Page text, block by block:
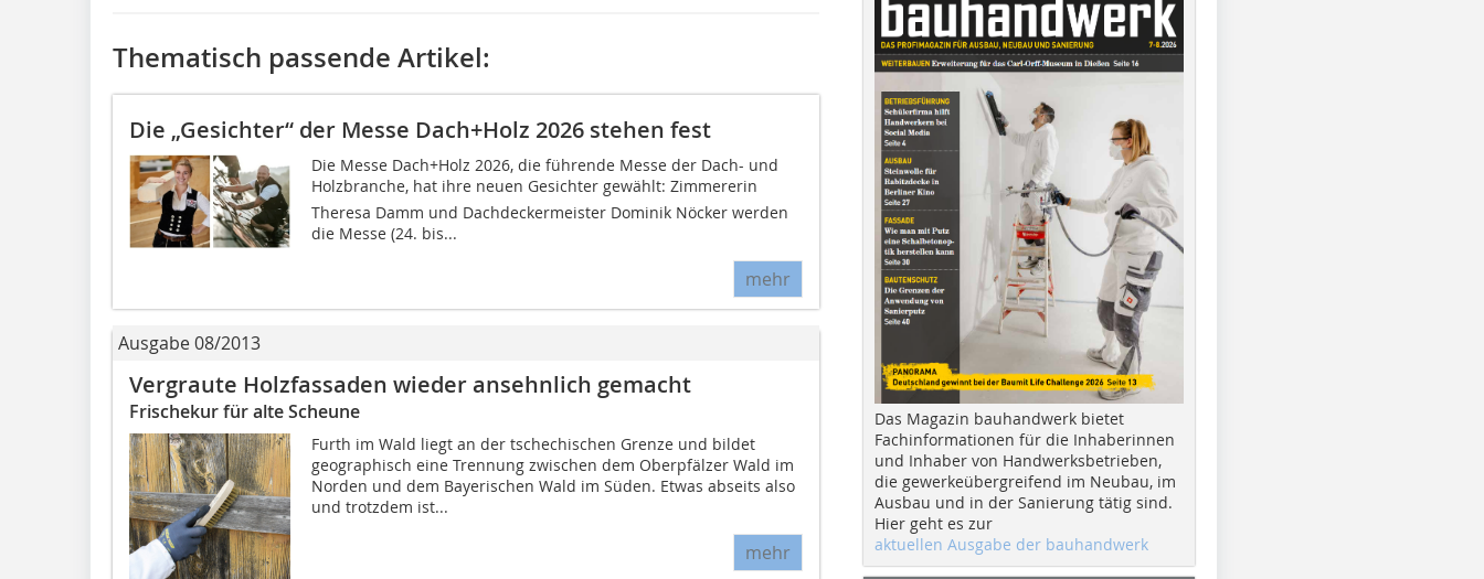
Thematisch passende Artikel:
Die „Gesichter“ der Messe Dach+Holz 2026 stehen fest
Die Messe Dach+Holz 2026, die führende Messe der Dach- und
Holzbranche, hat ihre neuen Gesichter gewählt: Zimmererin
Theresa Damm und Dachdeckermeister Dominik Nöcker werden
die Messe (24. bis...
mehr
Ausgabe 08/2013
Vergraute Holzfassaden wieder ansehnlich gemacht
Frischekur für alte Scheune
Furth im Wald liegt an der tschechischen Grenze und bildet
geographisch eine Trennung zwischen dem Oberpfälzer Wald im
Norden und dem Bayerischen Wald im Süden. Etwas abseits also
und trotzdem ist...
mehr
Das Magazin bauhandwerk bietet
Fachinformationen für die Inhaberinnen
und Inhaber von Handwerksbetrieben,
die gewerkeübergreifend im Neubau, im
Ausbau und in der Sanierung tätig sind.
Hier geht es zur
aktuellen Ausgabe der bauhandwerk